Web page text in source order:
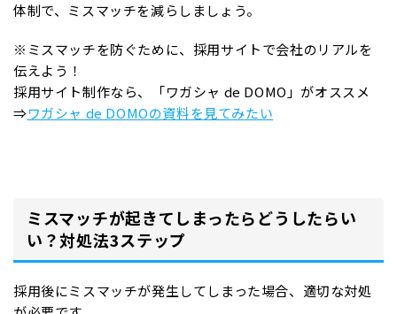
体制で、ミスマッチを減らしましょう。
※ミスマッチを防ぐために、採用サイトで会社のリアルを
伝えよう！
採用サイト制作なら、「ワガシャ de DOMO」がオススメ
⇒ワガシャ de DOMOの資料を見てみたい
ミスマッチが起きてしまったらどうしたらい
い？対処法3ステップ
採用後にミスマッチが発生してしまった場合、適切な対処